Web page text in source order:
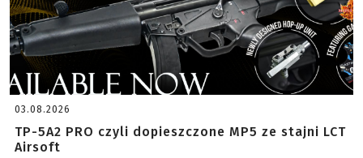
03.08.2026
TP-5A2 PRO czyli dopieszczone MP5 ze stajni LCT
Airsoft